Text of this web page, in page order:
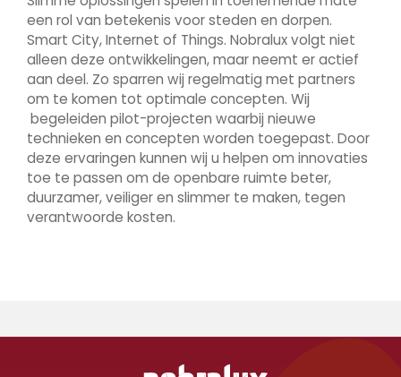
een rol van betekenis voor steden en dorpen.
Smart City, Internet of Things. Nobralux volgt niet
alleen deze ontwikkelingen, maar neemt er actief
aan deel. Zo sparren wij regelmatig met partners
om te komen tot optimale concepten. Wij
begeleiden pilot-projecten waarbij nieuwe
technieken en concepten worden toegepast. Door
deze ervaringen kunnen wij u helpen om innovaties
toe te passen om de openbare ruimte beter,
duurzamer, veiliger en slimmer te maken, tegen
verantwoorde kosten.